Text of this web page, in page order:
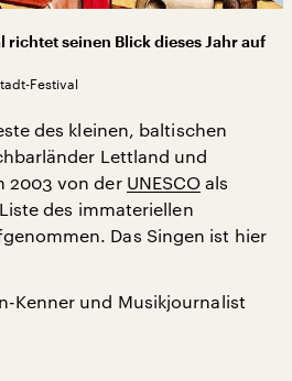
richtet seinen Blick dieses Jahr auf
Festival
des kleinen, baltischen
Lettland und
2003 von der UNESCO als
des immateriellen
Das Singen ist hier
Kenner und Musikjournalist